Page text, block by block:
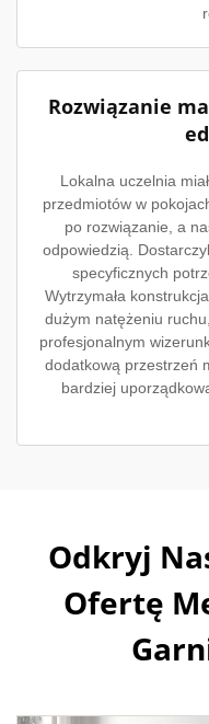
Rozwiązanie
Lokalna uczelnia
przedmiotów w
po rozwiązanie, a
odpowiedzią.
specyficznych
Wytrzymała
dużym natężeniu
profesjonalnym
dodatkową przestrzeń
bardziej
Odkryj
Ofertę